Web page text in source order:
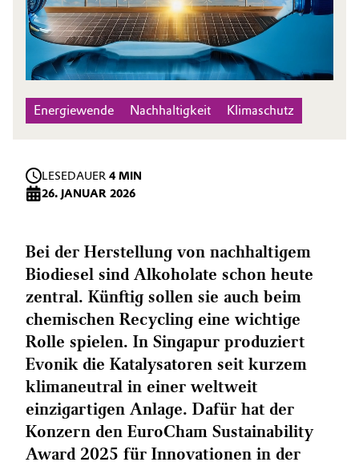
Energiewende Nachhaltigkeit Klimaschutz
LESEDAUER 4 MIN
26. JANUAR 2026
Bei der Herstellung von nachhaltigem
Biodiesel sind Alkoholate schon heute
zentral. Künftig sollen sie auch beim
chemischen Recycling eine wichtige
Rolle spielen. In Singapur produziert
Evonik die Katalysatoren seit kurzem
klimaneutral in einer weltweit
einzigartigen Anlage. Dafür hat der
Konzern den EuroCham Sustainability
Award 2025 für Innovationen in der